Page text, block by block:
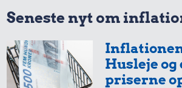
i 1981
20,-
i 1981
Seneste nyt om
Husleje
priserne